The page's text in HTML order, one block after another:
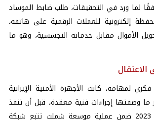
2022، ووفقًا لما ورد في التحقيقات، طلب ضابط الموساد
إلكترونية للعملات الرقمية على هاتفه،
الأموال مقابل خدماته التجسسية، وهو ما
لمهامه، كانت الأجهزة الأمنية الإيرانية
ما وصفتها إجراءات فنية معقدة، قبل أن تنفذ
اعتقاله في نهاية 2023 ضمن عملية موسعة شملت تتبع شبكة